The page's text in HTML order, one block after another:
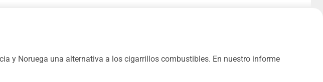
y Noruega una alternativa a los cigarrillos combustibles. En nuestro informe